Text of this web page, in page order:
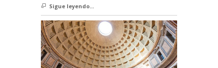
Sigue leyendo...